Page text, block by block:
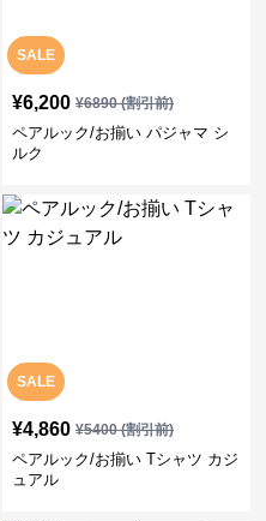
SALE
¥6,200 ¥6890(割引前)
ペアルック/お揃い パジャマ シ
ルク
SALE
¥4,860 ¥5400(割引前)
ペアルック/お揃い Tシャツ カジ
ュアル